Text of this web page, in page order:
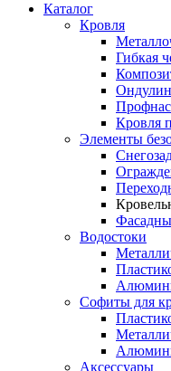
Каталог
Кровля
Гибкая
Ондулин
Кровля
Элементы
Водостоки
Софиты для
Аксессуары